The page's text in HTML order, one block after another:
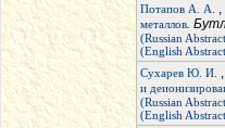
Потапов А. А. ,
металлов.
(Russian
(English
Сухарев Ю. И.
и
(Russian
(English